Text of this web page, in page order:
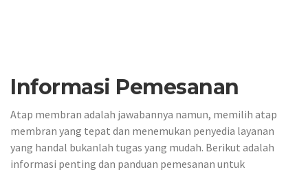
Informasi Pemesanan
Atap membran adalah jawabannya namun, memilih atap
membran yang tepat dan menemukan penyedia layanan
yang handal bukanlah tugas yang mudah. Berikut adalah
informasi penting dan panduan pemesanan untuk